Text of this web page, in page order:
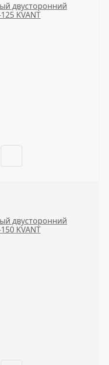
двусторонний
KVANT
двусторонний
KVANT